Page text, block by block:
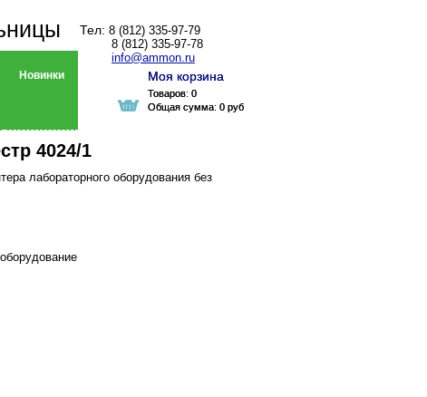
Тел: 8 (812) 335-97-79
8 (812) 335-97-78
info@ammon.ru
Моя корзина
Товаров: 0
Общая сумма: 0 руб
Новинки Моя корзина
Товаров: 0
Общая сумма: 0 руб
4024/1
лабораторного оборудования без